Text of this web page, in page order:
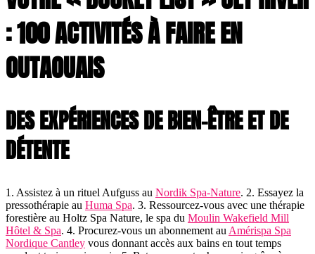
: 100 ACTIVITÉS À FAIRE EN
OUTAOUAIS
DES EXPÉRIENCES DE BIEN-ÊTRE ET DE
DÉTENTE
1. Assistez à un rituel Aufguss au Nordik Spa-Nature. 2. Essayez la
pressothérapie au Huma Spa. 3. Ressourcez-vous avec une thérapie
forestière au Holtz Spa Nature, le spa du Moulin Wakefield Mill
Hôtel & Spa. 4. Procurez-vous un abonnement au Amérispa Spa
Nordique Cantley vous donnant accès aux bains en tout temps